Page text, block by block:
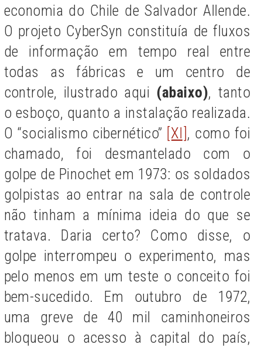
economia do Chile de Salvador Allende.
O projeto CyberSyn constituía de fluxos
de informação em tempo real entre
todas as fábricas e um centro de
controle, ilustrado aqui (abaixo), tanto
o esboço, quanto a instalação realizada.
O “socialismo cibernético” [XI], como foi
chamado, foi desmantelado com o
golpe de Pinochet em 1973: os soldados
golpistas ao entrar na sala de controle
não tinham a mínima ideia do que se
tratava. Daria certo? Como disse, o
golpe interrompeu o experimento, mas
pelo menos em um teste o conceito foi
bem-sucedido. Em outubro de 1972,
uma greve de 40 mil caminhoneiros
bloqueou o acesso à capital do país,